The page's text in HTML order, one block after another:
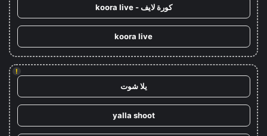
كورة لايف - koora live
koora live
!
يلا شوت
yalla shoot